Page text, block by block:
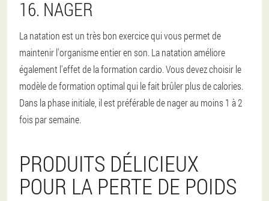
16. NAGER
La natation est un très bon exercice qui vous permet de
maintenir l'organisme entier en son. La natation améliore
également l'effet de la formation cardio. Vous devez choisir le
modèle de formation optimal qui le fait brûler plus de calories.
Dans la phase initiale, il est préférable de nager au moins 1 à 2
fois par semaine.
PRODUITS DÉLICIEUX
POUR LA PERTE DE POIDS